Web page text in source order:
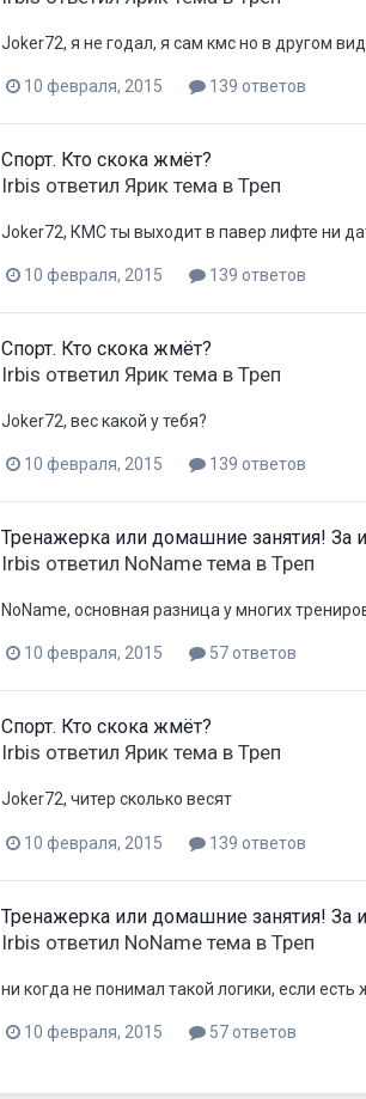
Joker72, я не годал, я сам кмс но в другом
10 февраля, 2015 139 ответов
Спорт. Кто скока жмёт?
Irbis ответил Ярик тема в Треп
Joker72, КМС ты выходит в павер лифте ни
10 февраля, 2015 139 ответов
Спорт. Кто скока жмёт?
Irbis ответил Яриктема в Треп
Joker72, вес какой у тебя?
10 февраля, 2015 139 ответов
Тренажерка или домашние занятия! За
Irbis ответил NoNameтема в Треп
NoName, основная разница у многих
10 февраля, 2015 57 ответов
Спорт. Кто скока жмёт?
Irbis ответил Яриктема в Треп
Joker72, читер сколько весят
10 февраля, 2015 139 ответов
Тренажерка или домашние занятия! За
Irbis ответил NoNameтема в Треп
ни когда не понимал такой логики, если есть
10 февраля, 2015 57 ответов